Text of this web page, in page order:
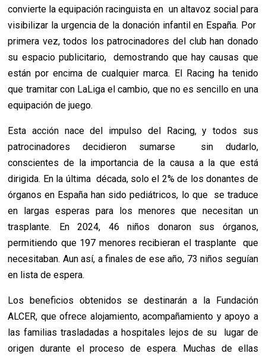
convierte la equipación racinguista en un altavoz social para
visibilizar la urgencia de la donación infantil en España. Por
primera vez, todos los patrocinadores del club han donado
su espacio publicitario, demostrando que hay causas que
están por encima de cualquier marca. El Racing ha tenido
que tramitar con LaLiga el cambio, que no es sencillo en una
equipación de juego.
Esta acción nace del impulso del Racing, y todos sus
patrocinadores decidieron sumarse sin dudarlo,
conscientes de la importancia de la causa a la que está
dirigida. En la última década, solo el 2% de los donantes de
órganos en España han sido pediátricos, lo que se traduce
en largas esperas para los menores que necesitan un
trasplante. En 2024, 46 niños donaron sus órganos,
permitiendo que 197 menores recibieran el trasplante que
necesitaban. Aun así, a finales de ese año, 73 niños seguían
en lista de espera.
Los beneficios obtenidos se destinarán a la Fundación
ALCER, que ofrece alojamiento, acompañamiento y apoyo a
las familias trasladadas a hospitales lejos de su lugar de
origen durante el proceso de espera. Muchas de ellas